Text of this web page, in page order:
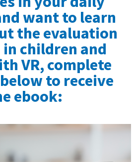
want to learn
the evaluation
in children and
VR, complete
to receive
ebook: